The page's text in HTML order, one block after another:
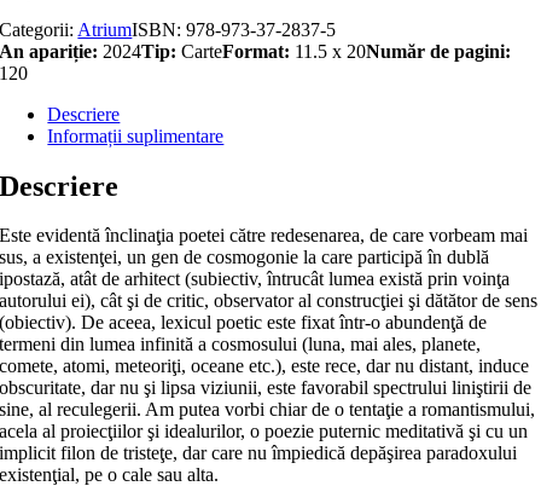
Categorii: AtriumISBN:978-973-37-2837-5
An apariție: 2024Tip: CarteFormat: 11.5 x 20Număr de pagini:
120
Descriere
Informații suplimentare
Descriere
Este evidentă înclinaţia poetei către redesenarea, de care vorbeam mai
sus, a existenţei, un gen de cosmogonie la care participă în dublă
ipostază, atât de arhitect (subiectiv, întrucât lumea există prin voinţa
autorului ei), cât şi de critic, observator al construcţiei şi dătător de sens
(obiectiv). De aceea, lexicul poetic este fixat într-o abundenţă de
termeni din lumea infinită a cosmosului (luna, mai ales, planete,
comete, atomi, meteoriţi, oceane etc.), este rece, dar nu distant, induce
obscuritate, dar nu şi lipsa viziunii, este favorabil spectrului liniştirii de
sine, al reculegerii. Am putea vorbi chiar de o tentaţie a romantismului,
acela al proiecţiilor şi idealurilor, o poezie puternic meditativă şi cu un
implicit filon de tristeţe, dar care nu împiedică depăşirea paradoxului
existenţial, pe o cale sau alta.